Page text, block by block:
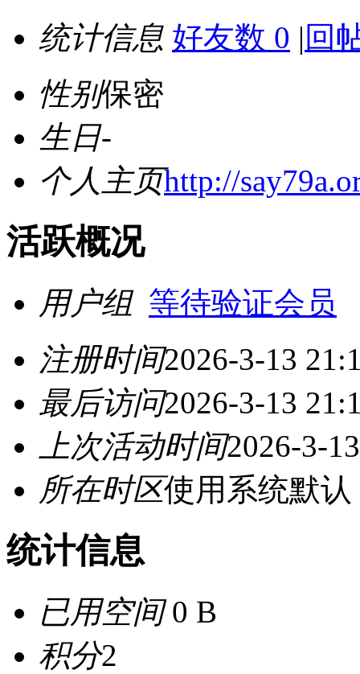
统计信息 好友数 0 | 回
性别保密
生日-
个人主页http://
活跃概况
用户组 等待验证会员
注册时间2026-3-13
最后访问2026-3-13
上次活动时间2026-3-
所在时区使用系统默认
统计信息
已用空间0 B
积分2